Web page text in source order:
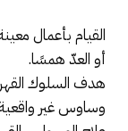
القيام بأعمال
أو العدّ همسًا.
هدف السلوك
وساوس غير